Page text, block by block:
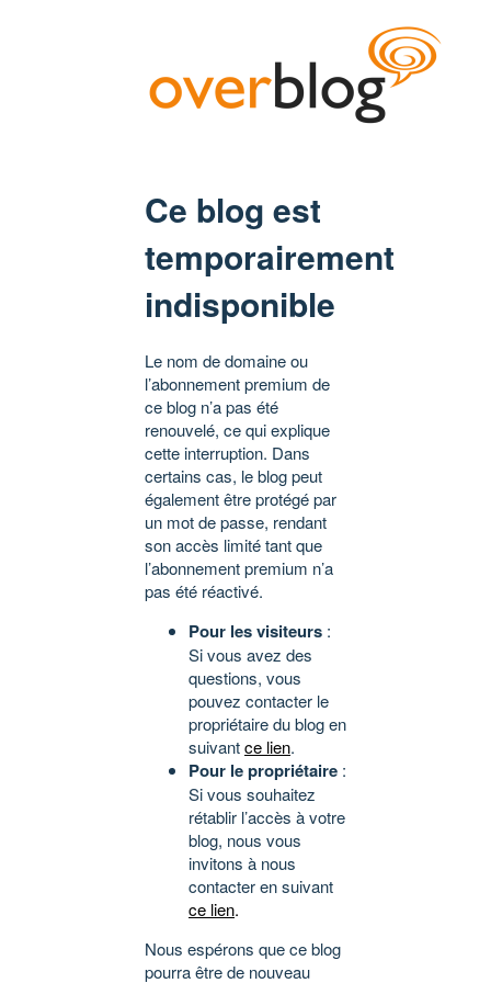
Ce blog est
temporairement
indisponible
Le nom de domaine ou
l’abonnement premium de
ce blog n’a pas été
renouvelé, ce qui explique
cette interruption. Dans
certains cas, le blog peut
également être protégé par
un mot de passe, rendant
son accès limité tant que
l’abonnement premium n’a
pas été réactivé.
Pour les visiteurs :
Si vous avez des
questions, vous
pouvez contacter le
propriétaire du blog en
suivantce lien.
Pour le propriétaire :
Si vous souhaitez
rétablir l’accès à votre
blog, nous vous
invitons à nous
contacter en suivant
ce lien.
Nous espérons que ce blog
pourra être de nouveau